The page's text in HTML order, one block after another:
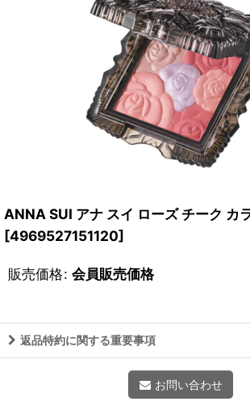
ANNA SUI アナ スイ ローズ チーク カ
[4969527151120]
販売価格: 会員販売価格
返品特約に関する重要事項
お問い合わせ